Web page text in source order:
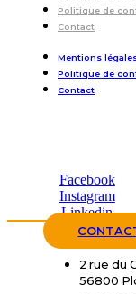
Politique de
Contact
Mentions
Politique de
Contact
Facebook
Instagram
Linkedin
2 rue du
56800